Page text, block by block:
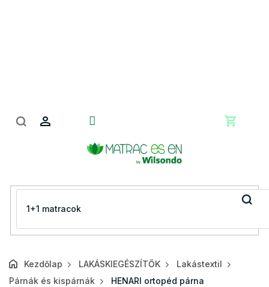
Kosár
Kezdőlap LAKÁSKIEGÉSZÍTŐK
Lakástextil
Párnák és kispárnák
HENARI ortopéd párna